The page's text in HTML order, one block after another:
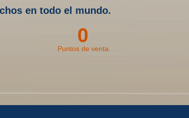
en todo el mundo.
Puntos de venta
0